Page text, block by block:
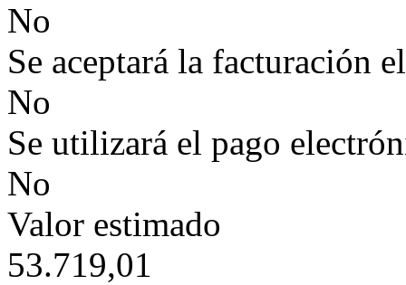
No
Se aceptará la facturación
No
Se utilizará el pago
No
Valor estimado
53.719,01